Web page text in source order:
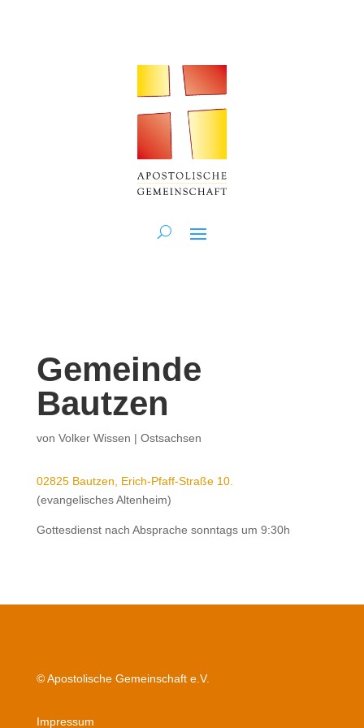
Gemeinde
Bautzen
von Volker Wissen | Ostsachsen
02825 Bautzen, Erich-Pfaff-Straße 10.
(evangelisches Altenheim)
Gottesdienst nach Absprache sonntags um 9:30h
© Apostolische Gemeinschaft e.V.
Impressum